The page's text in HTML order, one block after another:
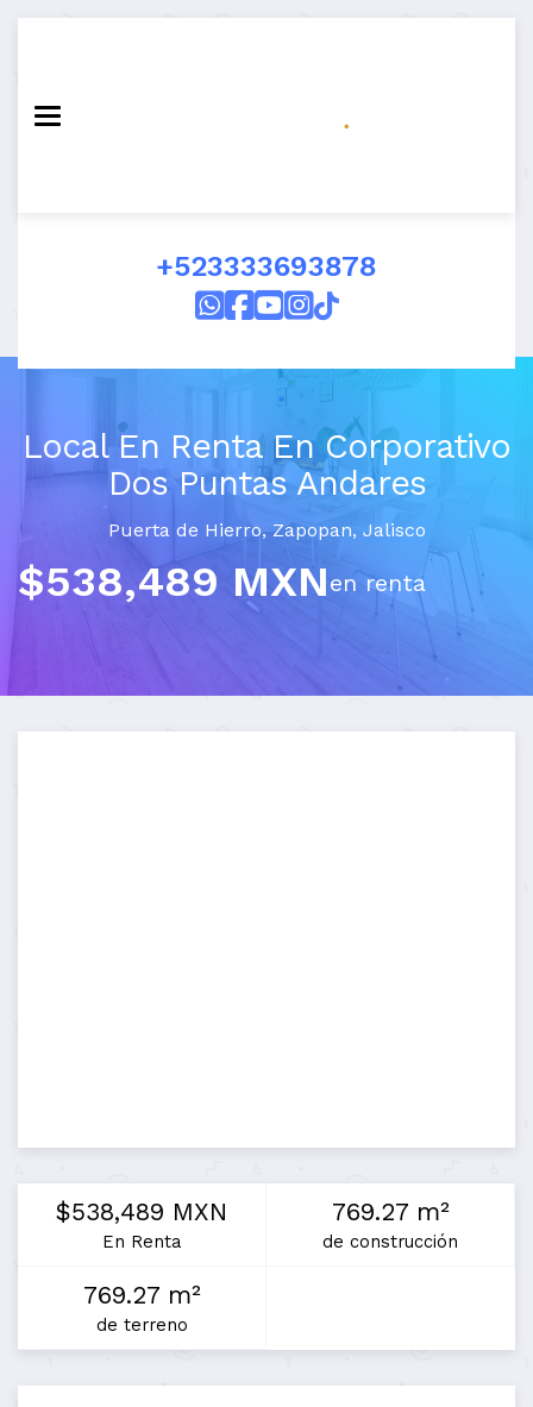
Toggle navigation
+523333693878
Local En Renta En Corporativo
Dos Puntas Andares
Puerta de Hierro,Zapopan, Jalisco
$538,489 MXNen renta
$538,489 MXN
En Renta
769.27 m²
de construcción
769.27 m²
de terreno